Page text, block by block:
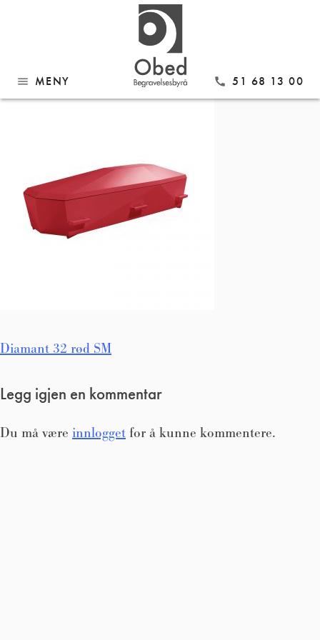
menu MENY call 51 68 13 00
Diamant 32 rød SM
Innleggsnavigasjon
Diamant 32 rød SM
Legg igjen en kommentar
Du må være innlogget for å kunne kommentere.